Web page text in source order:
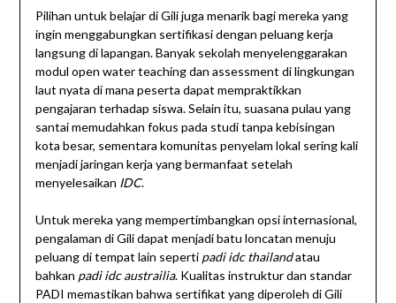
Pilihan untuk belajar di Gili juga menarik bagi mereka yang
ingin menggabungkan sertifikasi dengan peluang kerja
langsung di lapangan. Banyak sekolah menyelenggarakan
modul open water teaching dan assessment di lingkungan
laut nyata di mana peserta dapat mempraktikkan
pengajaran terhadap siswa. Selain itu, suasana pulau yang
santai memudahkan fokus pada studi tanpa kebisingan
kota besar, sementara komunitas penyelam lokal sering kali
menjadi jaringan kerja yang bermanfaat setelah
menyelesaikan IDC.
Untuk mereka yang mempertimbangkan opsi internasional,
pengalaman di Gili dapat menjadi batu loncatan menuju
peluang di tempat lain seperti padi idc thailandatau
bahkan padi idc austrailia. Kualitas instruktur dan standar
PADI memastikan bahwa sertifikat yang diperoleh di Gili